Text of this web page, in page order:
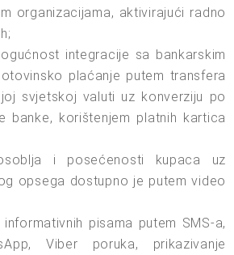
organizacijama, aktivirajući radno
integracije sa bankarskim
plaćanje putem transfera
svjetskoj valuti uz konverziju po
banke, korištenjem platnih kartica
i posećenosti kupaca uz
opsega dostupno je putem video
pisama putem SMS-a,
Viber poruka, prikazivanje